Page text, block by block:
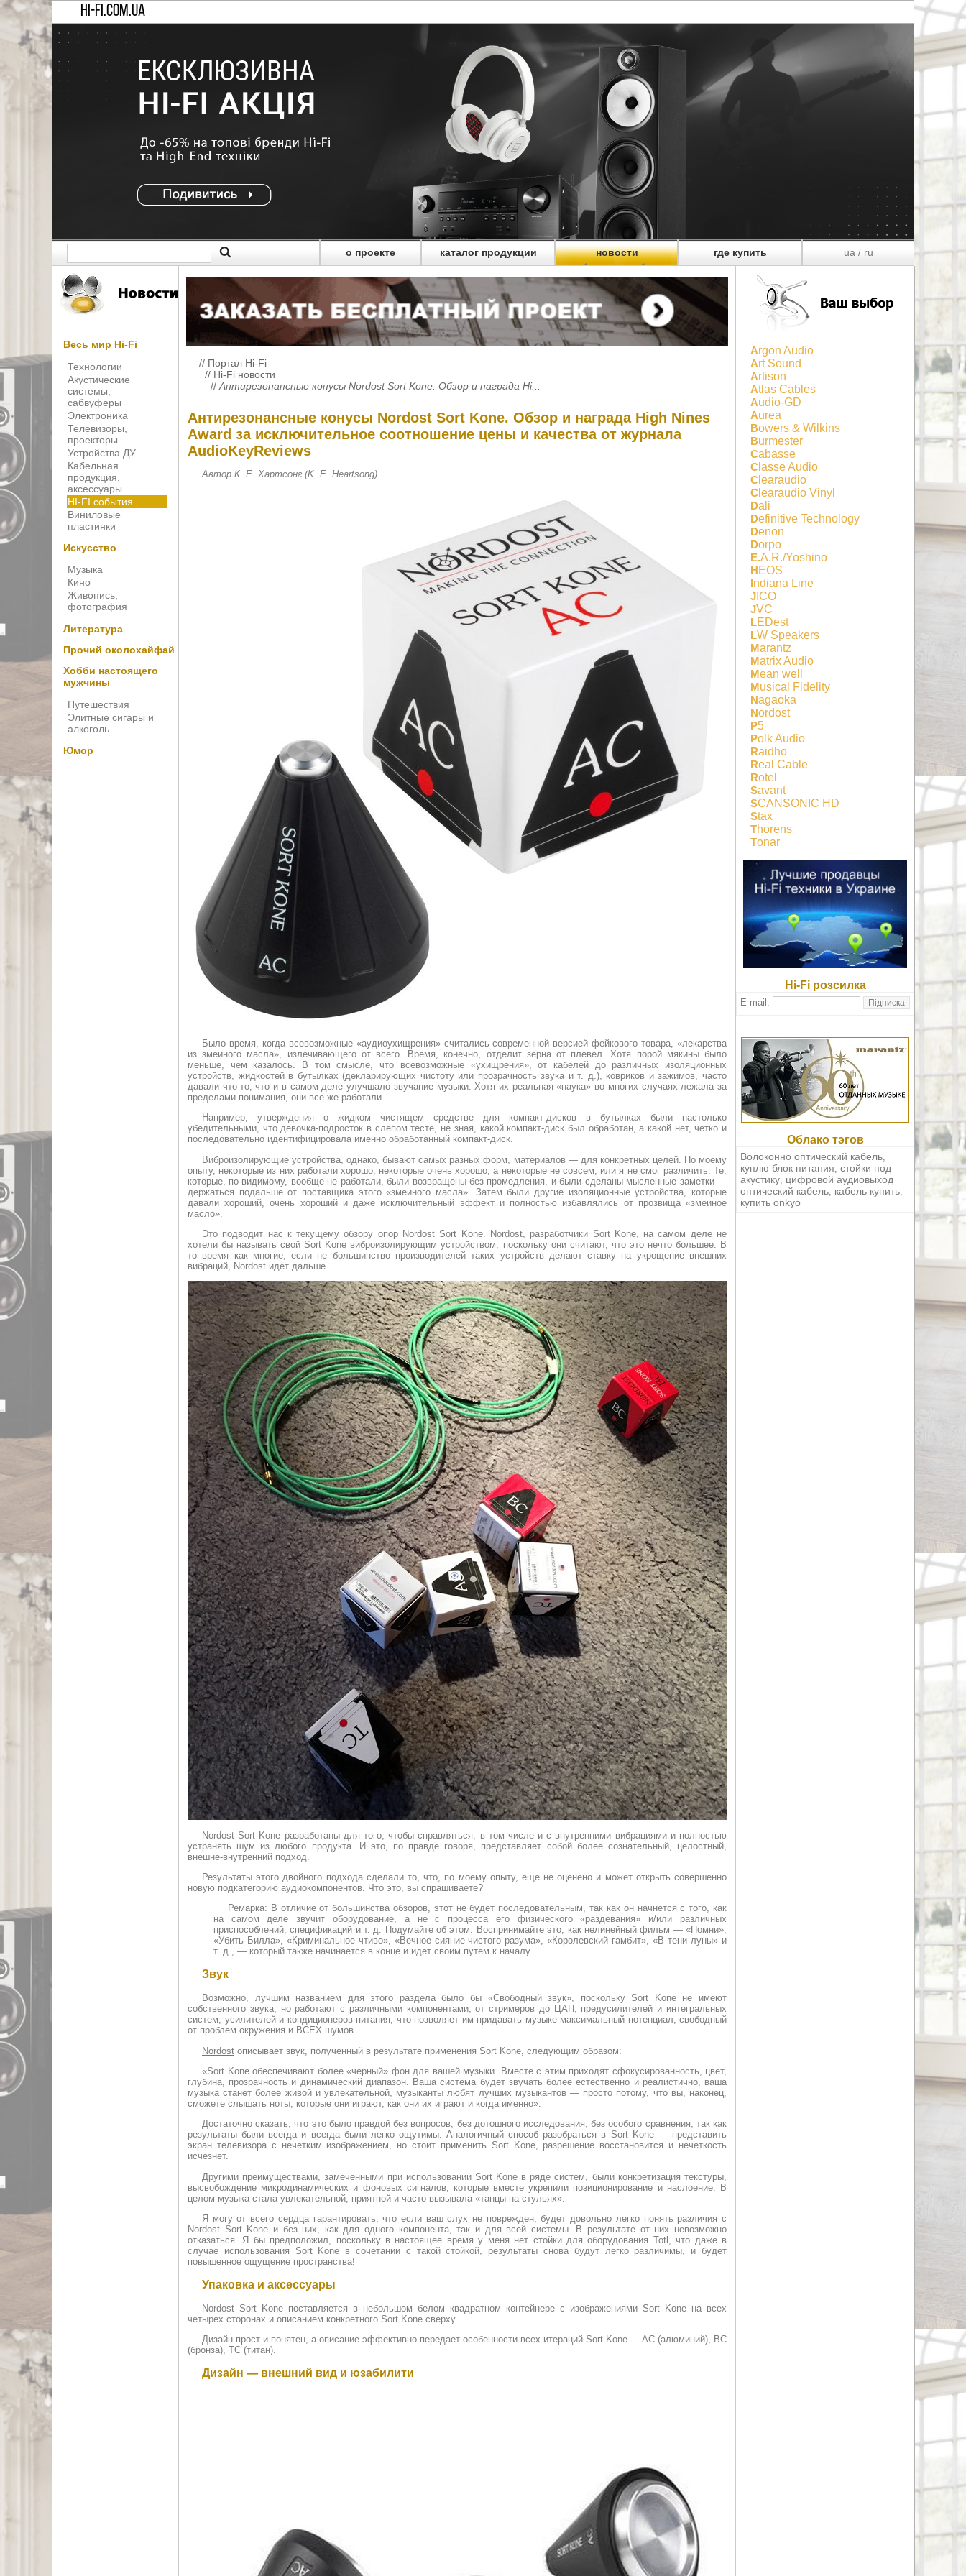
HI-FI.COM.UA
о проекте каталог продукции новости где купить ua/ ru
Весь мир Hi-Fi
Технологии
Акустические
системы,
сабвуферы
Электроника
Телевизоры,
проекторы
Устройства ДУ
Кабельная
продукция,
аксессуары
HI-FI события
Виниловые
пластинки
Искусство
Музыка
Кино
Живопись,
фотография
Литература
Прочий околохайфай
Хобби настоящего
мужчины
Путешествия
Элитные сигары и
алкоголь
Юмор
// Портал Hi-Fi
// Hi-Fi новости
// Антирезонансные конусы Nordost Sort Kone. Обзор и награда Hi...
Антирезонансные конусы Nordost Sort Kone. Обзор и награда High Nines
Award за исключительное соотношение цены и качества от журнала
AudioKeyReviews
Автор К. Е. Хартсонг (K. E. Heartsong)
Было время, когда всевозможные «аудиоухищрения» считались современной версией фейкового товара, «лекарства
из змеиного масла», излечивающего от всего. Время, конечно, отделит зерна от плевел. Хотя порой мякины было
меньше, чем казалось. В том смысле, что всевозможные «ухищрения», от кабелей до различных изоляционных
устройств, жидкостей в бутылках (декларирующих чистоту или прозрачность звука и т. д.), ковриков и зажимов, часто
давали что-то, что и в самом деле улучшало звучание музыки. Хотя их реальная «наука» во многих случаях лежала за
пределами понимания, они все же работали.
Например, утверждения о жидком чистящем средстве для компакт-дисков в бутылках были настолько
убедительными, что девочка-подросток в слепом тесте, не зная, какой компакт-диск был обработан, а какой нет, четко и
последовательно идентифицировала именно обработанный компакт-диск.
Виброизолирующие устройства, однако, бывают самых разных форм, материалов — для конкретных целей. По моему
опыту, некоторые из них работали хорошо, некоторые очень хорошо, а некоторые не совсем, или я не смог различить. Те,
которые, по-видимому, вообще не работали, были возвращены без промедления, и были сделаны мысленные заметки —
держаться подальше от поставщика этого «змеиного масла». Затем были другие изоляционные устройства, которые
давали хороший, очень хороший и даже исключительный эффект и полностью избавлялись от прозвища «змеиное
масло».
Это подводит нас к текущему обзору опор Nordost Sort Kone. Nordost, разработчики Sort Kone, на самом деле не
хотели бы называть свой Sort Kone виброизолирующим устройством, поскольку они считают, что это нечто большее. В
то время как многие, если не большинство производителей таких устройств делают ставку на укрощение внешних
вибраций, Nordost идет дальше.
Nordost Sort Kone разработаны для того, чтобы справляться, в том числе и с внутренними вибрациями и полностью
устранять шум из любого продукта. И это, по правде говоря, представляет собой более сознательный, целостный,
внешне-внутренний подход.
Результаты этого двойного подхода сделали то, что, по моему опыту, еще не оценено и может открыть совершенно
новую подкатегорию аудиокомпонентов. Что это, вы спрашиваете?
Ремарка: В отличие от большинства обзоров, этот не будет последовательным, так как он начнется с того, как
на самом деле звучит оборудование, а не с процесса его физического «раздевания» и/или различных
приспособлений, спецификаций и т. д. Подумайте об этом. Воспринимайте это, как нелинейный фильм — «Помни»,
«Убить Билла», «Криминальное чтиво», «Вечное сияние чистого разума», «Королевский гамбит», «В тени луны» и
т. д., — который также начинается в конце и идет своим путем к началу.
Звук
Возможно, лучшим названием для этого раздела было бы «Свободный звук», поскольку Sort Kone не имеют
собственного звука, но работают с различными компонентами, от стримеров до ЦАП, предусилителей и интегральных
систем, усилителей и кондиционеров питания, что позволяет им придавать музыке максимальный потенциал, свободный
от проблем окружения и ВСЕХ шумов.
Nordost описывает звук, полученный в результате применения Sort Kone, следующим образом:
«Sort Kone обеспечивают более «черный» фон для вашей музыки. Вместе с этим приходят сфокусированность, цвет,
глубина, прозрачность и динамический диапазон. Ваша система будет звучать более естественно и реалистично, ваша
музыка станет более живой и увлекательной, музыканты любят лучших музыкантов — просто потому, что вы, наконец,
сможете слышать ноты, которые они играют, как они их играют и когда именно».
Достаточно сказать, что это было правдой без вопросов, без дотошного исследования, без особого сравнения, так как
результаты были всегда и всегда были легко ощутимы. Аналогичный способ разобраться в Sort Kone — представить
экран телевизора с нечетким изображением, но стоит применить Sort Kone, разрешение восстановится и нечеткость
исчезнет.
Другими преимуществами, замеченными при использовании Sort Kone в ряде систем, были конкретизация текстуры,
высвобождение микродинамических и фоновых сигналов, которые вместе укрепили позиционирование и наслоение. В
целом музыка стала увлекательной, приятной и часто вызывала «танцы на стульях».
Я могу от всего сердца гарантировать, что если ваш слух не поврежден, будет довольно легко понять различия с
Nordost Sort Kone и без них, как для одного компонента, так и для всей системы. В результате от них невозможно
отказаться. Я бы предположил, поскольку в настоящее время у меня нет стойки для оборудования Totl, что даже в
случае использования Sort Kone в сочетании с такой стойкой, результаты снова будут легко различимы, и будет
повышенное ощущение пространства!
Упаковка и аксессуары
Nordost Sort Kone поставляется в небольшом белом квадратном контейнере с изображениями Sort Kone на всех
четырех сторонах и описанием конкретного Sort Kone сверху.
Дизайн прост и понятен, а описание эффективно передает особенности всех итераций Sort Kone — AC (алюминий), BC
(бронза), TC (титан).
Дизайн — внешний вид и юзабилити
Argon Audio
Art Sound
Artison
Atlas Cables
Audio-GD
Aurea
Bowers & Wilkins
Burmester
Cabasse
Classe Audio
Clearaudio
Clearaudio Vinyl
Dali
Definitive Technology
Denon
Dorpo
E.A.R./Yoshino
HEOS
Indiana Line
JICO
JVC
LEDest
LW Speakers
Marantz
Matrix Audio
Mean well
Musical Fidelity
Nagaoka
Nordost
P5
Polk Audio
Raidho
Real Cable
Rotel
Savant
SCANSONIC HD
Stax
Thorens
Tonar
Hi-Fi розсилка
E-mail:
Облако тэгов
Волоконно оптический кабель,
куплю блок питания, стойки под
акустику, цифровой аудиовыход
оптический кабель, кабель купить,
купить onkyo